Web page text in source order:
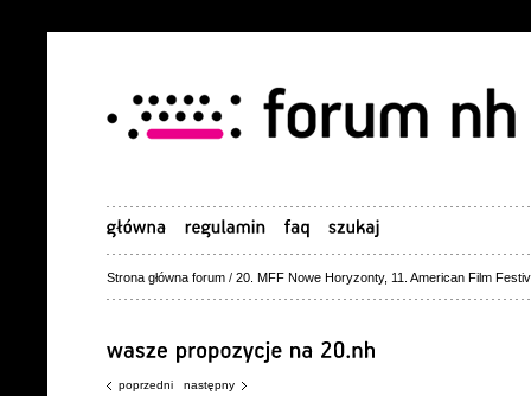
Strona główna forum / 20. MFF Nowe Horyzonty, 11. American Film
poprzedni następny